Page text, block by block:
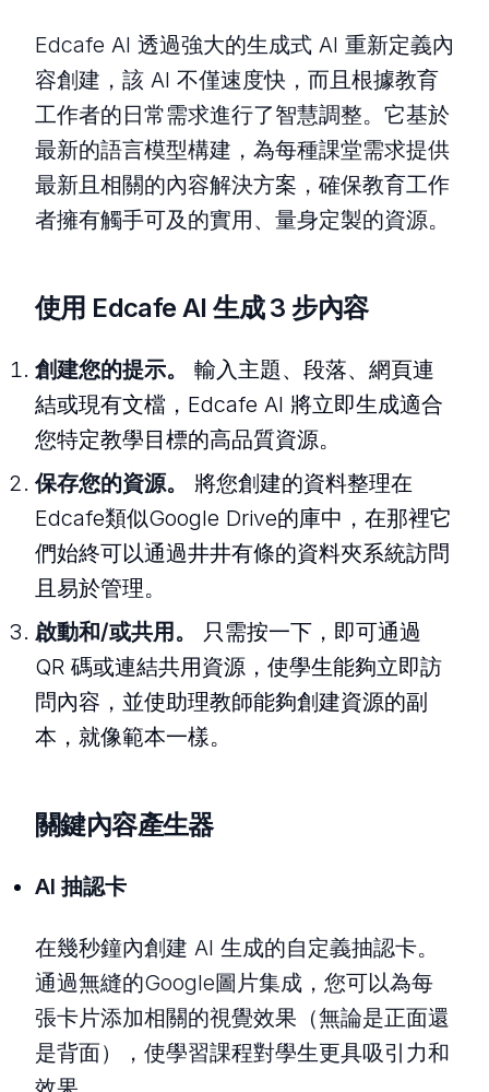
Edcafe AI 透過強大的生成式 AI 重新定義內
容創建，該 AI 不僅速度快，而且根據教育
工作者的日常需求進行了智慧調整。它基於
最新的語言模型構建，為每種課堂需求提供
最新且相關的內容解決方案，確保教育工作
者擁有觸手可及的實用、量身定製的資源。
使用 Edcafe AI 生成 3 步內容
創建您的提示。
輸入主題、段落、網頁連
結或現有文檔，Edcafe AI 將立即生成適合
您特定教學目標的高品質資源。
保存您的資源。
將您創建的資料整理在
Edcafe類似Google Drive的庫中，在那裡它
們始終可以通過井井有條的資料夾系統訪問
且易於管理。
啟動和/或共用。
只需按一下，即可通過
QR 碼或連結共用資源，使學生能夠立即訪
問內容，並使助理教師能夠創建資源的副
本，就像範本一樣。
關鍵內容產生器
AI 抽認卡
在幾秒鐘內創建 AI 生成的自定義抽認卡。
通過無縫的Google圖片集成，您可以為每
張卡片添加相關的視覺效果（無論是正面還
是背面），使學習課程對學生更具吸引力和